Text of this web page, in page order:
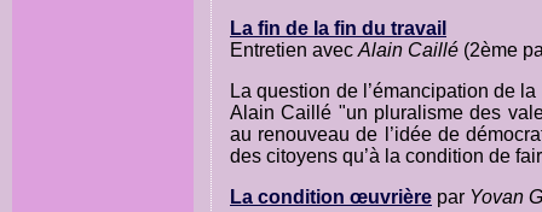
La fin de la fin du travail
Entretien avecAlain Caillé (2ème
La question de l’émancipation de
Alain Caillé "un pluralisme des
au renouveau de l’idée de
des citoyens qu’à la condition de
La condition œuvrière par Yovan